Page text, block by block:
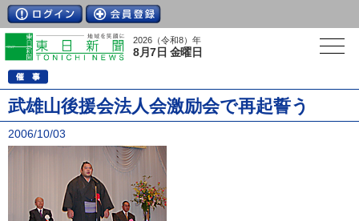
2026（令和8）年
8月7日 金曜日
武雄山後援会法人会激励会で再起誓う
2006/10/03